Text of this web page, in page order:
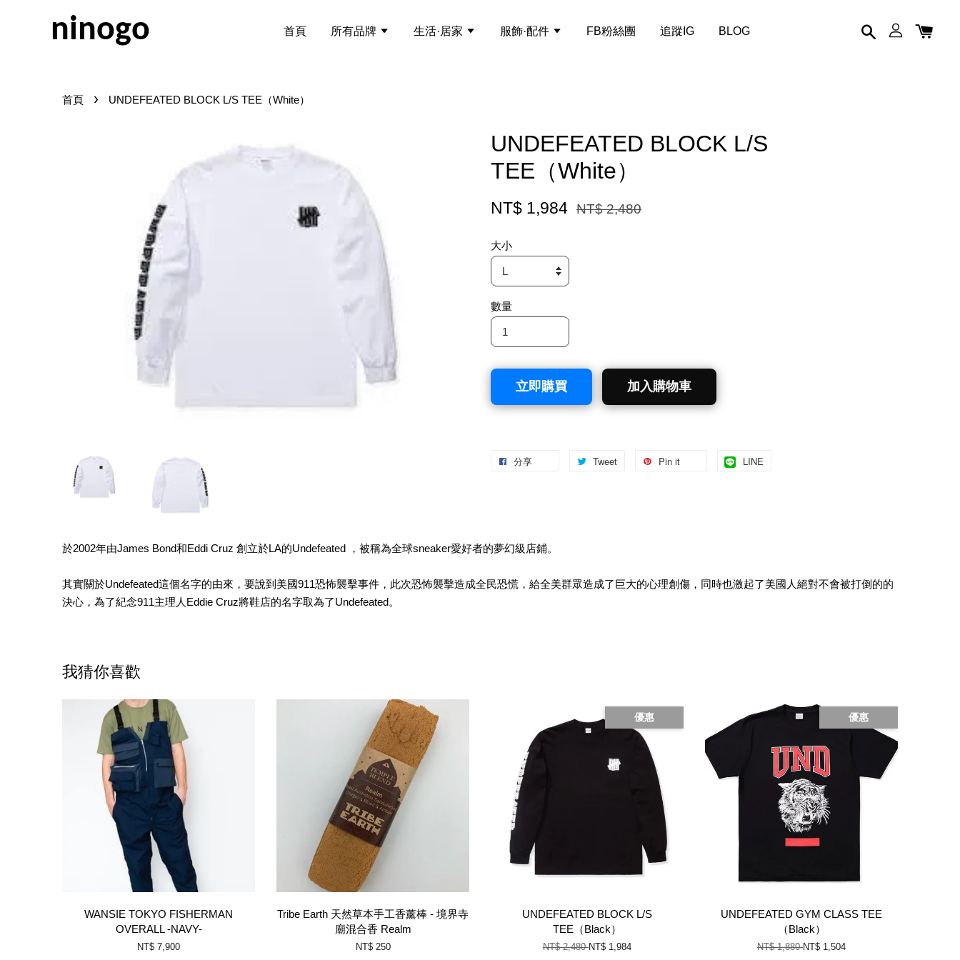
ninogo 首頁 所有品牌 生活·居家 服飾·配件 FB粉絲團 追蹤IG BLOG
首頁 › UNDEFEATED BLOCK L/S TEE（White）
UNDEFEATED BLOCK L/S
TEE（White）
NT$ 1,984 NT$ 2,480
大小
數量
立即購買 加入購物車
分享 Tweet Pin it LINE
於2002年由James Bond和Eddi Cruz 創立於LA的Undefeated ，被稱為全球sneaker愛好者的夢幻級店鋪。
其實關於Undefeated這個名字的由來，要說到美國911恐怖襲擊事件，此次恐怖襲擊造成全民恐慌，給全美群眾造成了巨大的心理創傷，同時也激起了美國人絕對不會被打倒的的
決心，為了紀念911主理人Eddie Cruz將鞋店的名字取為了Undefeated。
我猜你喜歡
WANSIE TOKYO FISHERMAN
OVERALL -NAVY-
NT$ 7,900
Tribe Earth 天然草本手工香薰棒 - 境界寺
廟混合香 Realm
NT$ 250
優惠
UNDEFEATED BLOCK L/S
TEE（Black）
NT$ 2,480NT$ 1,984
優惠
UNDEFEATED GYM CLASS TEE
（Black）
NT$ 1,880NT$ 1,504